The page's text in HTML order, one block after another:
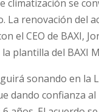
climatización se
La renovación del
el CEO de BAXI,
plantilla del BAXI
sonando en la
dando confianza